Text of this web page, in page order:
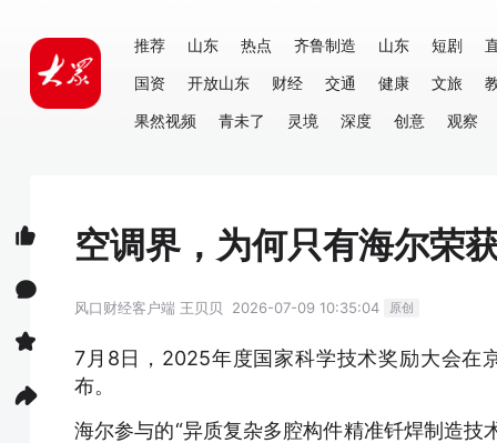
推荐 山东 热点 齐鲁制造 山东 短剧
国资
开放山东 财经 交通 健康 文旅
果然视频
青未了 灵境 深度 创意 观察
空调界，为何只有海尔荣
风口财经客户端 王贝贝 2026-07-09 10:35:04 原创
7月8日，2025年度国家科学技术奖励大会在
布。
海尔参与的“异质复杂多腔构件精准钎焊制造